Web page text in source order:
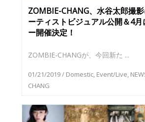
ZOMBIE-CHANG、水谷太郎撮
ーティストビジュアル公開＆4
ー開催決定！
ZOMBIE-CHANGが、今回新た ...
01/21/2019/ Domestic, Event/Live,
CHANG